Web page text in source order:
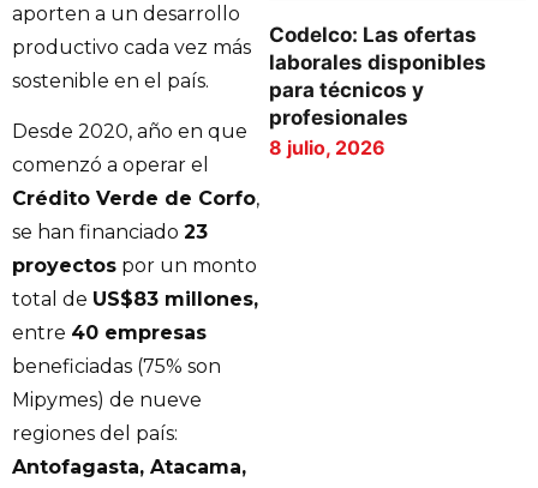
aporten a un desarrollo
productivo cada vez más
sostenible en el país.
Desde 2020, año en que
comenzó a operar el
Crédito Verde de Corfo,
se han financiado 23
proyectos por un monto
total de US$83 millones,
entre 40 empresas
beneficiadas (75% son
Mipymes) de nueve
regiones del país:
Antofagasta, Atacama,
Codelco: Las ofertas
laborales disponibles
para técnicos y
profesionales
8 julio, 2026